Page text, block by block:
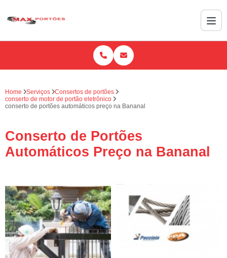
Home Serviços
Consertos de portões
conserto de motor de portão eletrônico
conserto de portões automáticos preço na Bananal
Conserto de Portões
Automáticos Preço na Bananal